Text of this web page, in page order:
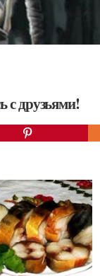
с друзьями!